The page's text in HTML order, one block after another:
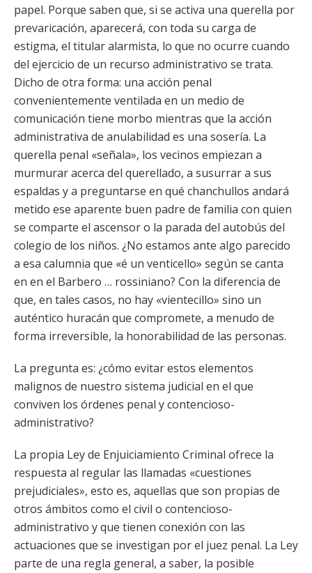
papel. Porque saben que, si se activa una querella por
prevaricación, aparecerá, con toda su carga de
estigma, el titular alarmista, lo que no ocurre cuando
del ejercicio de un recurso administrativo se trata.
Dicho de otra forma: una acción penal
convenientemente ventilada en un medio de
comunicación tiene morbo mientras que la acción
administrativa de anulabilidad es una sosería. La
querella penal «señala», los vecinos empiezan a
murmurar acerca del querellado, a susurrar a sus
espaldas y a preguntarse en qué chanchullos andará
metido ese aparente buen padre de familia con quien
se comparte el ascensor o la parada del autobús del
colegio de los niños. ¿No estamos ante algo parecido
a esa calumnia que «é un venticello» según se canta
en en el Barbero … rossiniano? Con la diferencia de
que, en tales casos, no hay «vientecillo» sino un
auténtico huracán que compromete, a menudo de
forma irreversible, la honorabilidad de las personas.
La pregunta es: ¿cómo evitar estos elementos
malignos de nuestro sistema judicial en el que
conviven los órdenes penal y contencioso-
administrativo?
La propia Ley de Enjuiciamiento Criminal ofrece la
respuesta al regular las llamadas «cuestiones
prejudiciales», esto es, aquellas que son propias de
otros ámbitos como el civil o contencioso-
administrativo y que tienen conexión con las
actuaciones que se investigan por el juez penal. La Ley
parte de una regla general, a saber, la posible